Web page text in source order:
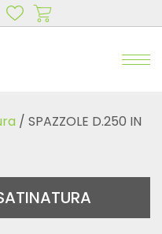
/ SPAZZOLE D.250 IN